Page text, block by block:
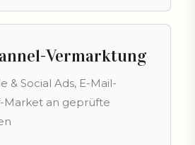
Vermarktung
& Social Ads, E-Mail-
Market an geprüfte